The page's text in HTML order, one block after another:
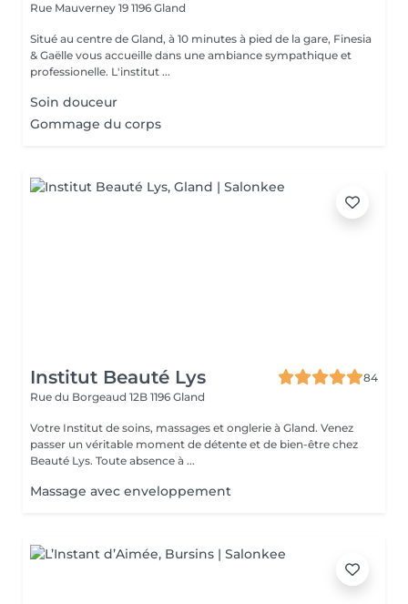
Rue Mauverney 19 1196 Gland
Situé au centre de Gland, à 10 minutes à pied de la gare, Finesia
& Gaëlle vous accueille dans une ambiance sympathique et
professionelle. L'institut ...
Soin douceur
Gommage du corps
Institut Beauté Lys
84
Rue du Borgeaud 12B 1196 Gland
Votre Institut de soins, massages et onglerie à Gland. Venez
passer un véritable moment de détente et de bien-être chez
Beauté Lys. Toute absence à ...
Massage avec enveloppement